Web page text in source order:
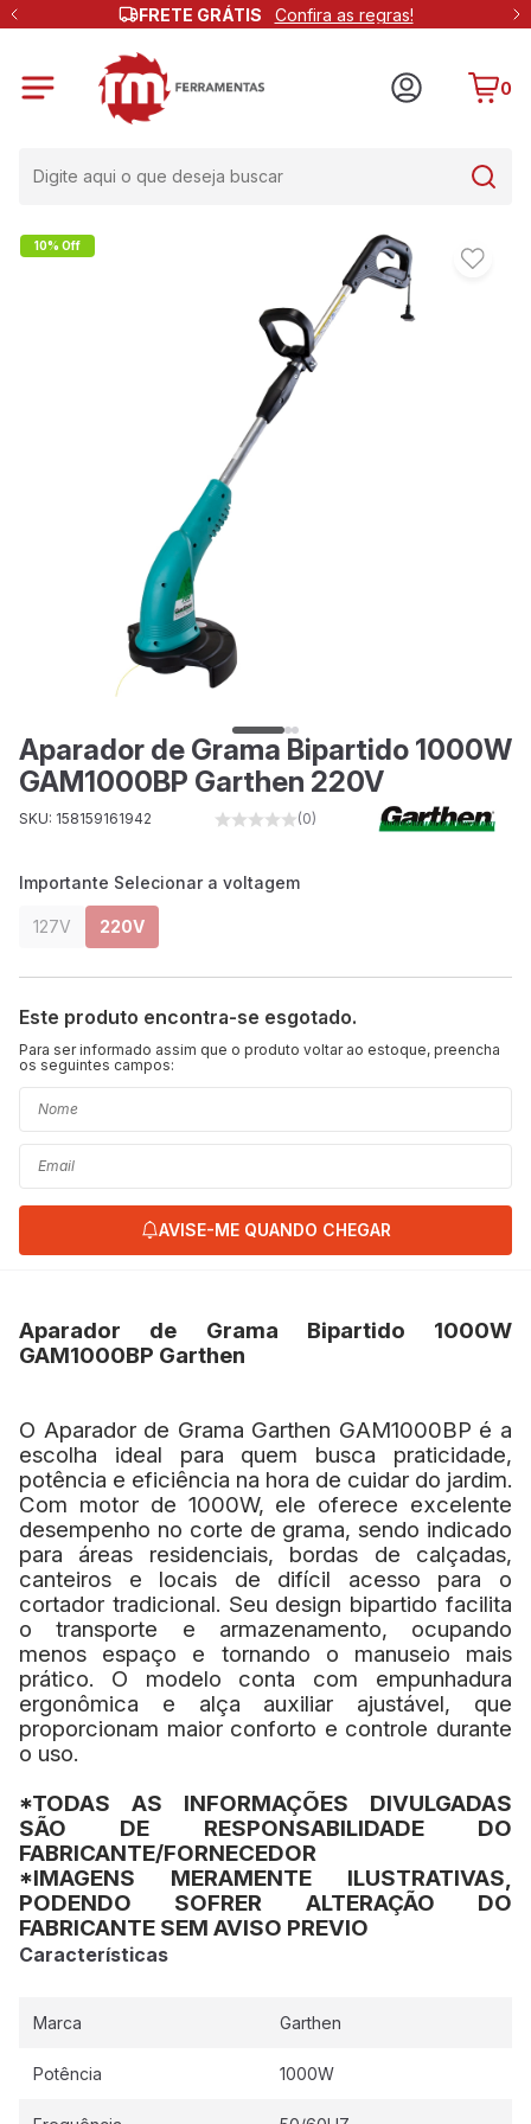
FRETE GRÁTIS Confira as regras!
0
10% Off
Aparador de Grama Bipartido 1000W
GAM1000BP Garthen 220V
SKU: 158159161942 (0)
Importante Selecionar a voltagem
127V 220V
Este produto encontra-se esgotado.
Para ser informado assim que o produto voltar ao estoque, preencha
os seguintes campos:
AVISE-ME QUANDO CHEGAR
Aparador de Grama Bipartido 1000W
GAM1000BP Garthen
O Aparador de Grama Garthen GAM1000BP é a
escolha ideal para quem busca praticidade,
potência e eficiência na hora de cuidar do jardim.
Com motor de 1000W, ele oferece excelente
desempenho no corte de grama, sendo indicado
para áreas residenciais, bordas de calçadas,
canteiros e locais de difícil acesso para o
cortador tradicional. Seu design bipartido facilita
o transporte e armazenamento, ocupando
menos espaço e tornando o manuseio mais
prático. O modelo conta com empunhadura
ergonômica e alça auxiliar ajustável, que
proporcionam maior conforto e controle durante
o uso.
*TODAS AS INFORMAÇÕES DIVULGADAS
SÃO DE RESPONSABILIDADE DO
FABRICANTE/FORNECEDOR
*IMAGENS MERAMENTE ILUSTRATIVAS,
PODENDO SOFRER ALTERAÇÃO DO
FABRICANTE SEM AVISO PREVIO
Características
Marca Garthen
Potência 1000W